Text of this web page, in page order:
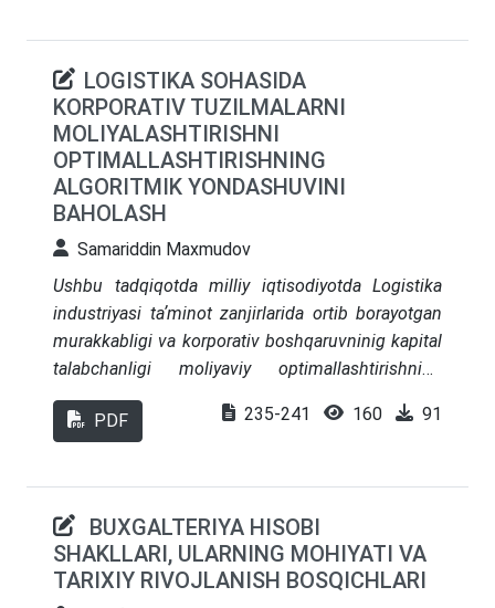
LOGISTIKA SOHASIDA
KORPORATIV TUZILMALARNI
MOLIYALASHTIRISHNI
OPTIMALLASHTIRISHNING
ALGORITMIK YONDASHUVINI
BAHOLASH
Samariddin Maxmudov
Ushbu tadqiqotda milliy iqtisodiyotda Logistika
industriyasi taʼminot zanjirlarida ortib borayotgan
murakkabligi va korporativ boshqaruvninig kapital
talabchanligi moliyaviy optimallashtirishning
samarali vositalarini ishlab chiqish taʼkidlangan.
Bugungu kun logistika sohasida faoliyat yurituvchi
Ushbu algoritm moliyaviy oqimlarning oqilona
taqsimlanishini taʼminlash uchun moliyaviy
samaradorlik koʻrsatkichlari, risklarni baholash
PDF 235-241 160 91
BUXGALTERIYA HISOBI
SHAKLLARI, ULARNING MOHIYATI VA
TARIXIY RIVOJLANISH BOSQICHLARI